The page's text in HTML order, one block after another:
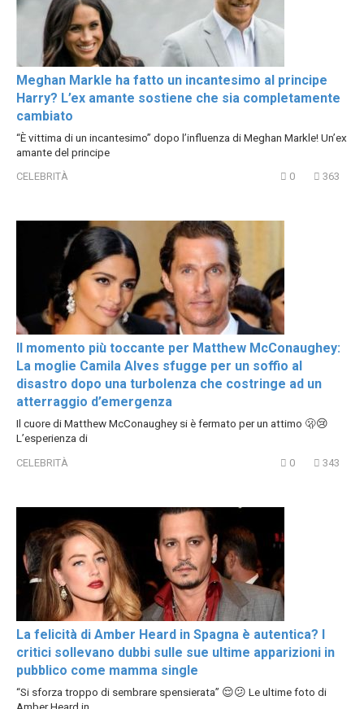
Meghan Markle ha fatto un incantesimo al principe
Harry? L’ex amante sostiene che sia completamente
cambiato
“È vittima di un incantesimo” dopo l’influenza di Meghan Markle! Un’ex
amante del principe
CELEBRITÀ 0 363
Il momento più toccante per Matthew McConaughey:
La moglie Camila Alves sfugge per un soffio al
disastro dopo una turbolenza che costringe ad un
atterraggio d’emergenza
Il cuore di Matthew McConaughey si è fermato per un attimo 🫢😢
L’esperienza di
CELEBRITÀ 0 343
La felicità di Amber Heard in Spagna è autentica? I
critici sollevano dubbi sulle sue ultime apparizioni in
pubblico come mamma single
“Si sforza troppo di sembrare spensierata” 😌😕 Le ultime foto di